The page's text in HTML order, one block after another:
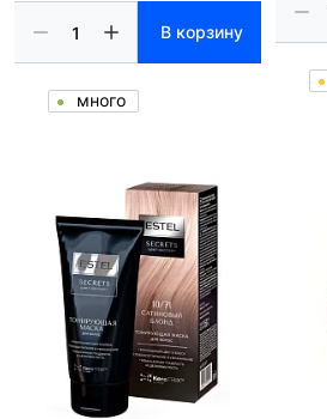
В корзину
много